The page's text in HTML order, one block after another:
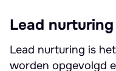
Lead nurturing
Lead nurturing is
worden opgevolgd